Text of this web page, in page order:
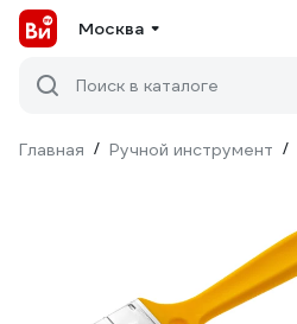
Москва
Поиск в каталоге
Главная / Ручной инструмент /